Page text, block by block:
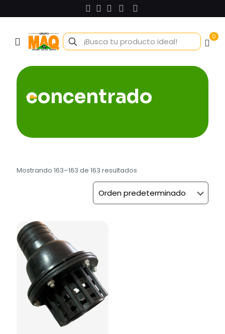
0
concentrado
Mostrando 163–163 de 163 resultados